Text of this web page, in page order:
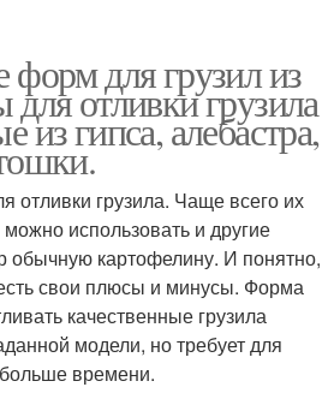
форм для грузил из
отливки грузила
из гипса, алебастра,
отливки грузила. Чаще всего их
использовать и другие
обычную картофелину. И понятно,
свои плюсы и минусы. Форма
качественные грузила
модели, но требует для
времени.